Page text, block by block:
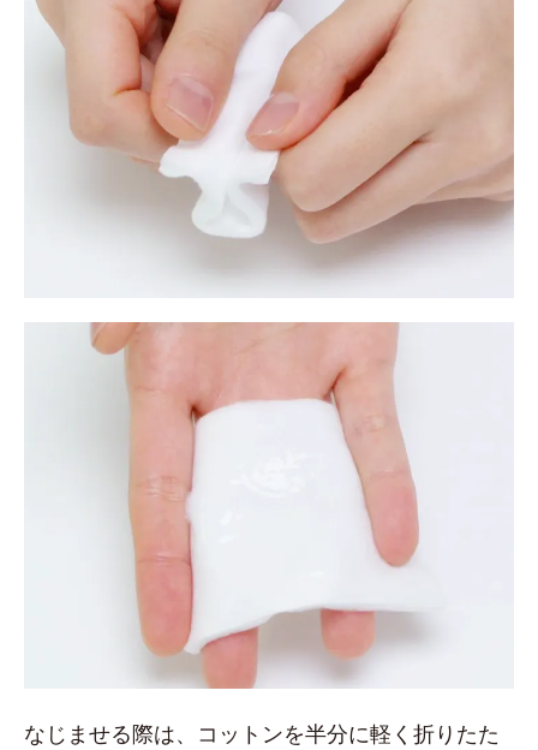
なじませる際は、コットンを半分に軽く折りたた